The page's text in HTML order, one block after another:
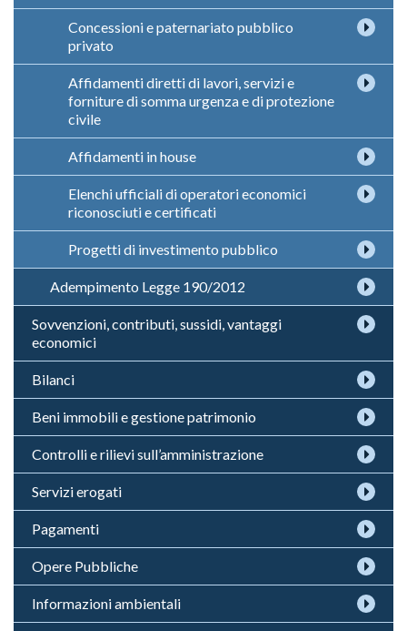
Concessioni e paternariato pubblico
privato
Affidamenti diretti di lavori, servizi e
forniture di somma urgenza e di protezione
civile
Affidamenti in house
Elenchi ufficiali di operatori economici
riconosciuti e certificati
Progetti di investimento pubblico
Adempimento Legge 190/2012
Sovvenzioni, contributi, sussidi, vantaggi
economici
Bilanci
Beni immobili e gestione patrimonio
Controlli e rilievi sull’amministrazione
Servizi erogati
Pagamenti
Opere Pubbliche
Informazioni ambientali